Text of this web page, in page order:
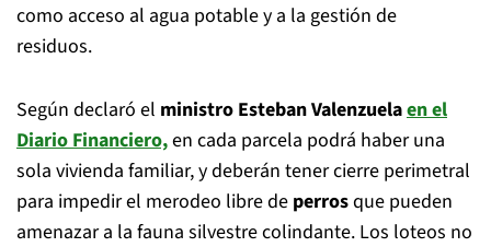
como acceso al agua potable y a la gestión de
residuos.
Según declaró el ministro Esteban Valenzuelaen el
Diario Financiero,en cada parcela podrá haber una
sola vivienda familiar, y deberán tener cierre perimetral
para impedir el merodeo libre de perrosque pueden
amenazar a la fauna silvestre colindante. Los loteos no